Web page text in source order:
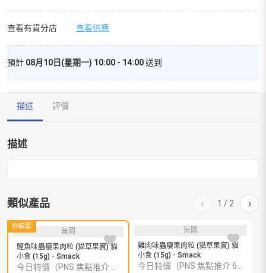
(貓
草
果
實)
食
(15g)
-
量
查看有貨分店 查看供應
預計 08月10日(星期一) 10:00 - 14:00送到
描述 評價
描述
類似產品 ‹ 1 / 2 ›
你睇緊
無圖
鰹魚味蟲癭果肉粒 (貓草果實) 貓
小食 (15g) - Smack
今日特價（PNS 焦點推介 6600004208）
無圖
雞肉味蟲癭果肉粒 (貓草果實) 貓
小食 (15g) - Smack
今日特價（PNS 焦點推介 6600004209）